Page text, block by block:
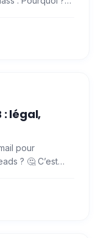
: légal,
pour
? 🤔 C’est